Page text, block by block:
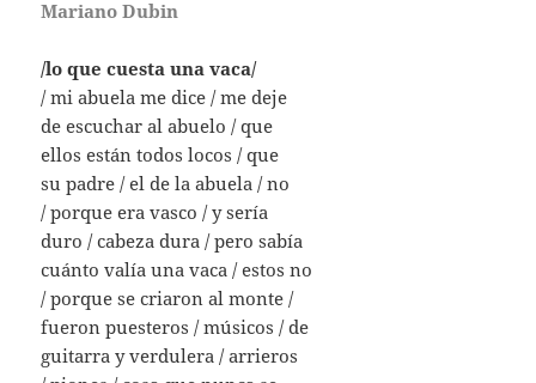
Mariano Dubin
/lo que cuesta una vaca/
/ mi abuela me dice / me deje
de escuchar al abuelo / que
ellos están todos locos / que
su padre / el de la abuela / no
/ porque era vasco / y sería
duro / cabeza dura / pero sabía
cuánto valía una vaca / estos no
/ porque se criaron al monte /
fueron puesteros / músicos / de
guitarra y verdulera / arrieros